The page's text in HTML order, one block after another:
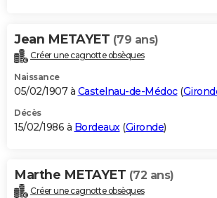
Jean METAYET (79 ans)
Créer une cagnotte obsèques
Naissance
05/02/1907 à Castelnau-de-Médoc(
Décès
15/02/1986 à Bordeaux (Gironde)
Marthe METAYET (72 ans)
Créer une cagnotte obsèques